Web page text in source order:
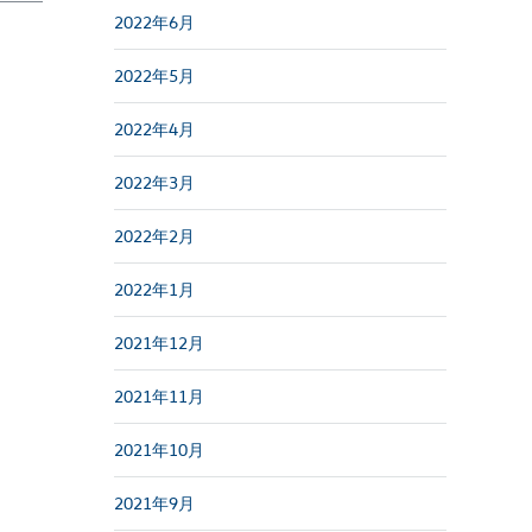
2022年6月
2022年5月
2022年4月
2022年3月
2022年2月
2022年1月
2021年12月
2021年11月
2021年10月
2021年9月